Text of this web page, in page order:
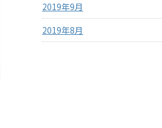
2019年9月
2019年8月